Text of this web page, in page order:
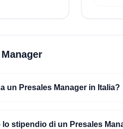
un Presales Manager in Italia?
lo stipendio di un Presales